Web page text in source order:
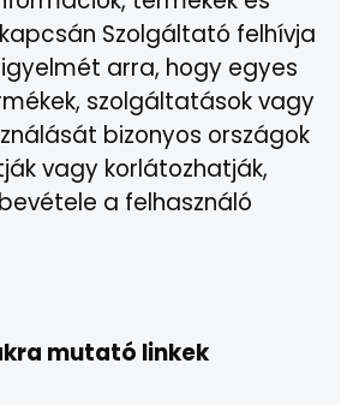
Szolgáltató felhívja
arra, hogy egyes
szolgáltatások vagy
bizonyos országok
vagy korlátozhatják,
a felhasználó
mutató linkek